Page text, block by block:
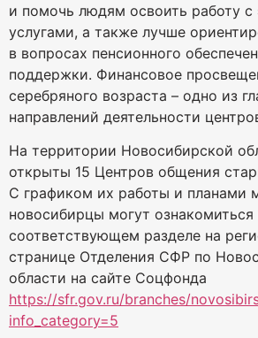
и помочь людям освоить работу
услугами, а также лучше
в вопросах пенсионного
поддержки. Финансовое
серебряного возраста – одно из
направлений деятельности
На территории Новосибирской
открыты 15 Центров общения
С графиком их работы и планами
новосибирцы могут ознакомиться
соответствующем разделе на
странице Отделения СФР по
области на сайте Соцфонда
https://sfr.gov.ru/branches/
info_category=5